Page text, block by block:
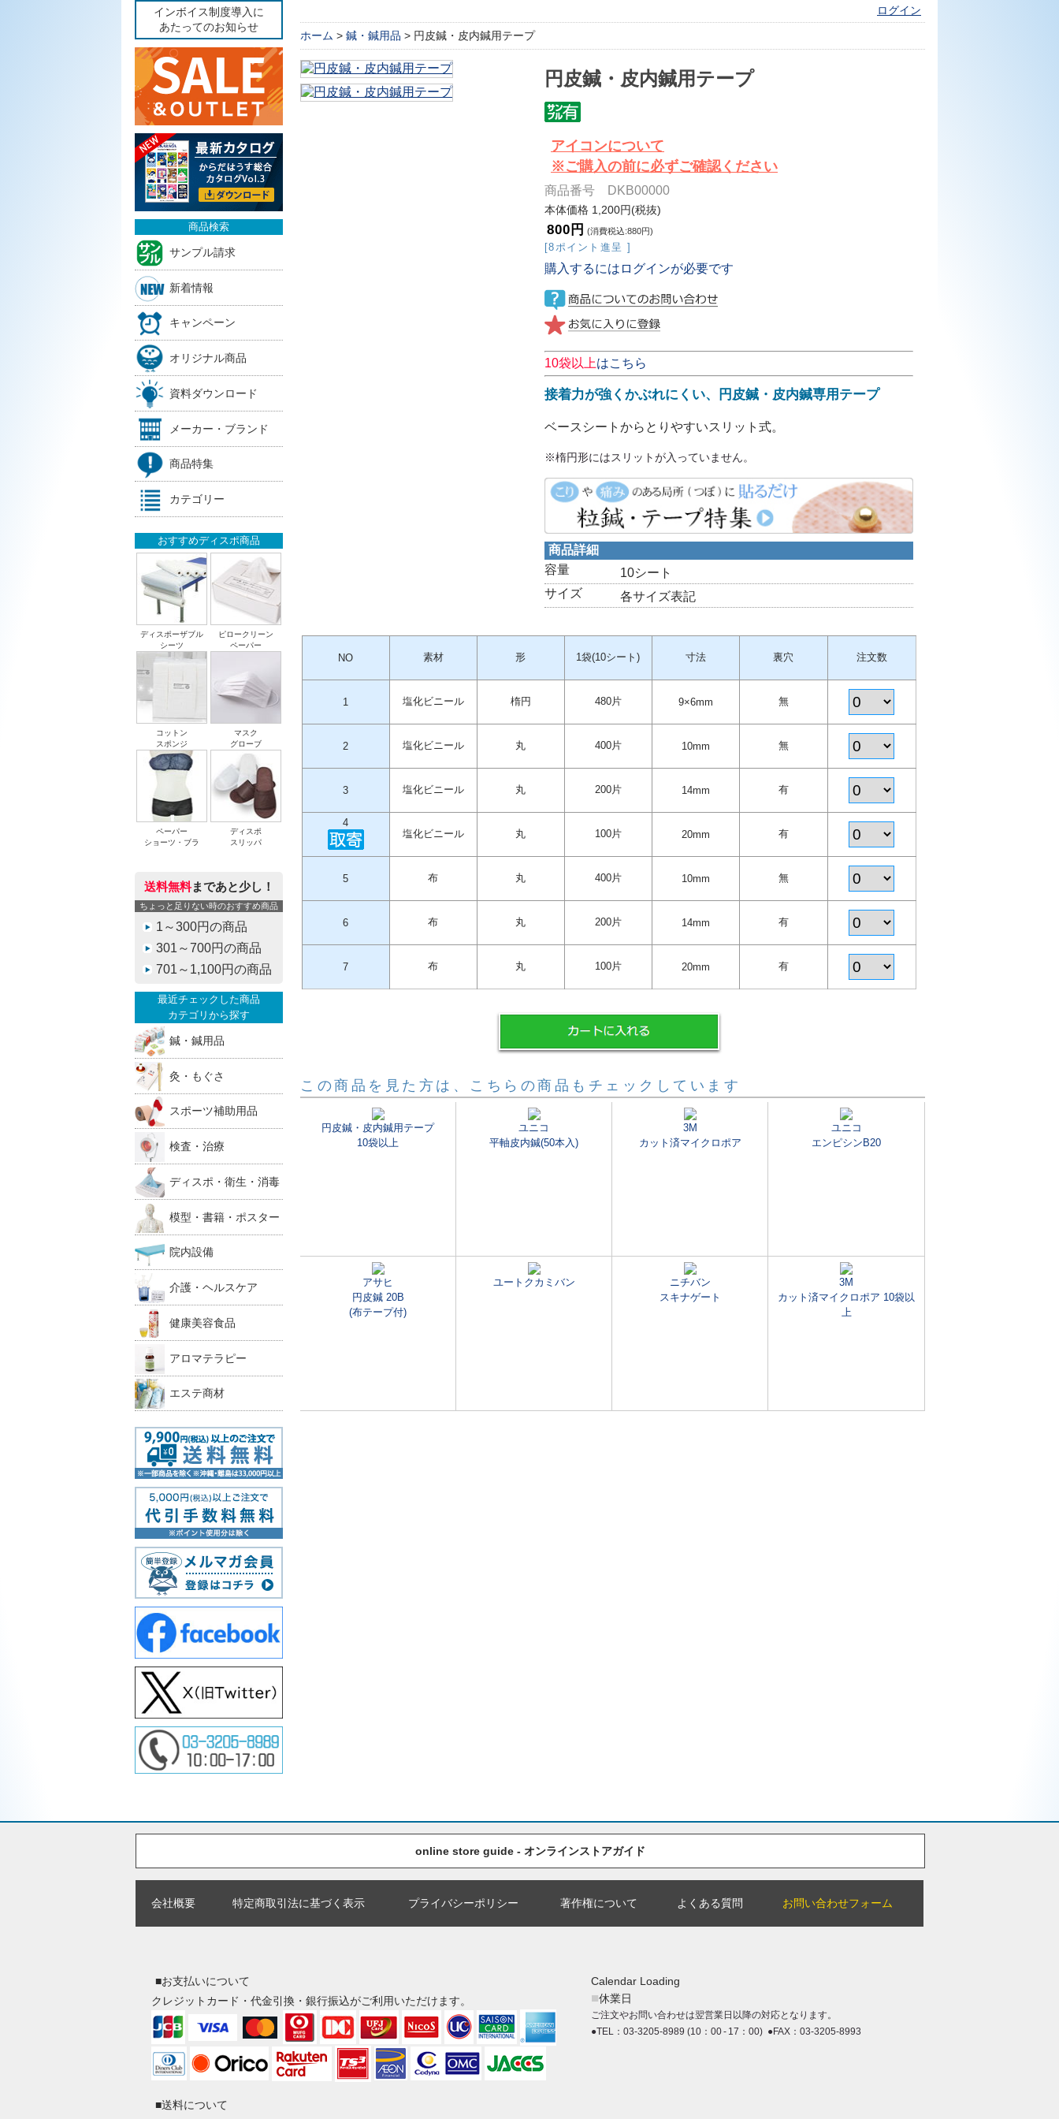
インボイス制度導入に
あたってのお知らせ
商品検索
サンプル請求
新着情報
キャンペーン
オリジナル商品
資料ダウンロード
メーカー・ブランド
商品特集
カテゴリー
おすすめディスポ商品
ディスポーザブル
シーツ
ピロークリーン
ペーパー
コットン
スポンジ
マスク
グローブ
ペーパー
ショーツ・ブラ
ディスポ
スリッパ
送料無料まであと少し！
ちょっと足りない時のおすすめ商品
1～300円の商品
301～700円の商品
701～1,100円の商品
最近チェックした商品
カテゴリから探す
鍼・鍼用品
灸・もぐさ
スポーツ補助用品
検査・治療
ディスポ・衛生・消毒
模型・書籍・ポスター
院内設備
介護・ヘルスケア
健康美容食品
アロマテラピー
エステ商材
ログイン
ホーム > 鍼・鍼用品 > 円皮鍼・皮内鍼用テープ
円皮鍼・皮内鍼用テープ
アイコンについて
※ご購入の前に必ずご確認ください
商品番号 DKB00000
本体価格 1,200円(税抜)
800円 (消費税込:880円)
[8ポイント進呈 ]
購入するにはログインが必要です
10袋以上はこちら
接着力が強くかぶれにくい、円皮鍼・皮内鍼専用テープ
ベースシートからとりやすいスリット式。
※楕円形にはスリットが入っていません。
商品詳細
容量
10シート
サイズ
各サイズ表記
NO 素材 形 1袋(10シート) 寸法 裏穴 注文数
1 塩化ビニール 楕円 480片 9×6mm 無
2 塩化ビニール 丸 400片 10mm 無
3 塩化ビニール 丸 200片 14mm 有
4
塩化ビニール
丸 100片 20mm 有
5 布 丸 400片 10mm 無
6 布 丸 200片 14mm 有
7 布 丸 100片 20mm 有
この商品を見た方は、こちらの商品もチェックしています
円皮鍼・皮内鍼用テープ
10袋以上
ユニコ
平軸皮内鍼(50本入)
3M
カット済マイクロポア
ユニコ
エンピシンB20
アサヒ
円皮鍼 20B
(布テープ付)
ユートクカミバン
ニチバン
スキナゲート
3M
カット済マイクロポア 10袋以
上
online store guide - オンラインストアガイド
会社概要 特定商取引法に基づく表示 プライバシーポリシー 著作権について よくある質問 お問い合わせフォーム
■お支払いについて
クレジットカード・代金引換・銀行振込がご利用いただけます。
■送料について
Calendar Loading
■休業日
ご注文やお問い合わせは翌営業日以降の対応となります。
●TEL：03-3205-8989 (10：00 - 17：00) ●FAX：03-3205-8993